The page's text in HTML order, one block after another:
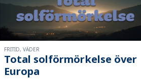
Total solförmörkelse över
Europa
FRITID, VÄDER